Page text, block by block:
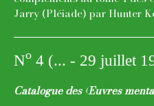
Jarry (Pléiade) par Hunter
No 4 (... - 29 juillet
Catalogue des Œuvres